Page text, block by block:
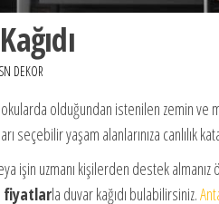
DEKOR
olduğundan istenilen zemin ve
seçebilir yaşam alanlarınıza canlılık
işin uzmanı kişilerden destek almanız
fiyatlarla duvar kağıdı bulabilirsiniz.